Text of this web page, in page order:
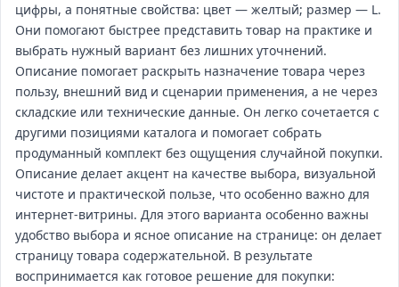
цифры, а понятные свойства: цвет — желтый; размер — L.
Они помогают быстрее представить товар на практике и
выбрать нужный вариант без лишних уточнений.
Описание помогает раскрыть назначение товара через
пользу, внешний вид и сценарии применения, а не через
складские или технические данные. Он легко сочетается с
другими позициями каталога и помогает собрать
продуманный комплект без ощущения случайной покупки.
Описание делает акцент на качестве выбора, визуальной
чистоте и практической пользе, что особенно важно для
интернет‑витрины. Для этого варианта особенно важны
удобство выбора и ясное описание на странице: он делает
страницу товара содержательной. В результате
воспринимается как готовое решение для покупки: